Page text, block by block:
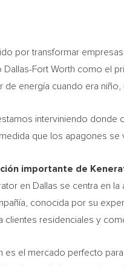
por transformar empresas
Dallas-Fort Worth como el
de energía cuando era
interviniendo
que los apagones se
importante de
en Dallas se centra en la
conocida por su
clientes residenciales y
es el mercado perfecto